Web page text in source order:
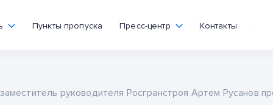
Пункты пропуска Пресс-центр Контакты
руководителя Росгранстроя Артем Русанов